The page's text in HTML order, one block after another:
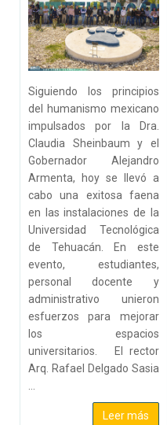
Siguiendo los principios
del humanismo mexicano
impulsados por la Dra.
Claudia Sheinbaum y el
Gobernador Alejandro
Armenta, hoy se llevó a
cabo una exitosa faena
en las instalaciones de la
Universidad Tecnológica
de Tehuacán. En este
evento, estudiantes,
personal docente y
administrativo unieron
esfuerzos para mejorar
los espacios
universitarios. El rector
Arq. Rafael Delgado Sasia
Leer más